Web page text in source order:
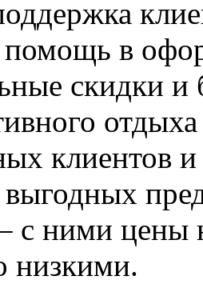
помощь в
скидки и
клиентов
с ними цены
низкими.